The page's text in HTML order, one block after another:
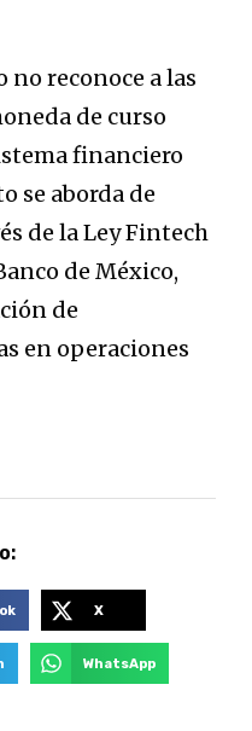
no reconoce a las
de curso
financiero
se aborda de
de la Ley Fintech
de México,
de
en operaciones
X
WhatsApp